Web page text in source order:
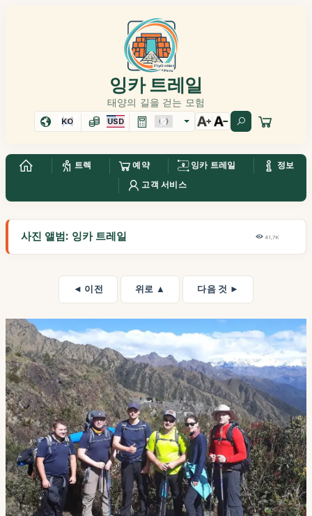
잉카 트레일
태양의 길을 걷는 모험
KO USD
트렉 예약 잉카 트레일
정보
고객 서비스
사진 앨범: 잉카 트레일 41,7K
◄ 이전 위로 ▲ 다음 것 ►